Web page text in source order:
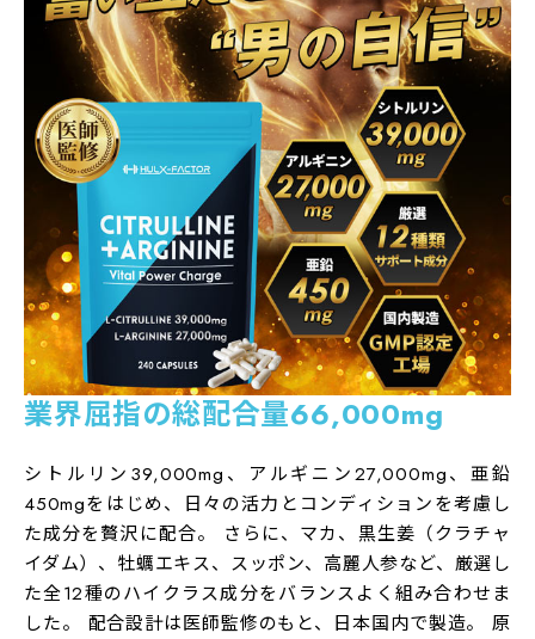
塩相当量：0.0009g 亜鉛：15.0mg
摂取上の注意
・食生活は、主食、主菜、副菜を基本に、食事のバラン
スを。
・本品は、多量摂取により疾病が治癒したり、より健康
が増進するものではありません。一日の摂取目安量を守
ってください。
・本品は、特定保健用食品と異なり、消費者庁長官によ
る個別審査を受けたものではありません。
・亜鉛の摂り過ぎは、銅の吸収を阻害するおそれがあり
ますので、過剰摂取にならないよう注意してください。
・乳幼児、小児は本品の摂取を避けてください。
・原材料名をご確認の上、食物アレルギーの方は飲用を
お控えください。
・薬を服用中、通院中又は妊娠・授乳中の方は医師に相
談してください。
・体調に異変を感じた際は、速やかに摂取を中止し、医
業界屈指の総配合量66,000mg
シトルリン39,000mg、アルギニン27,000mg、亜鉛
450mgをはじめ、日々の活力とコンディションを考慮し
た成分を贅沢に配合。 さらに、マカ、黒生姜（クラチャ
イダム）、牡蠣エキス、スッポン、高麗人参など、厳選し
た全12種のハイクラス成分をバランスよく組み合わせま
した。 配合設計は医師監修のもと、日本国内で製造。 原